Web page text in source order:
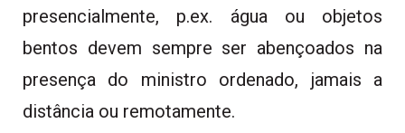
presencialmente, p.ex. água ou objetos
bentos devem sempre ser abençoados na
presença do ministro ordenado, jamais a
distância ou remotamente.